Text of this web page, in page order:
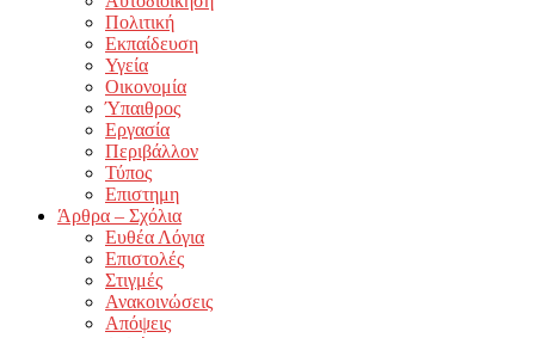
Πολιτική
Εκπαίδευση
Υγεία
Οικονομία
Ύπαιθρος
Εργασία
Περιβάλλον
Τύπος
Επιστημη
Άρθρα – Σχόλια
Ευθέα Λόγια
Επιστολές
Στιγμές
Ανακοινώσεις
Απόψεις